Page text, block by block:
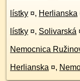
lístky ¤, Herlianska
lístky ¤, Solivarská
Nemocnica
Herlianska ¤,